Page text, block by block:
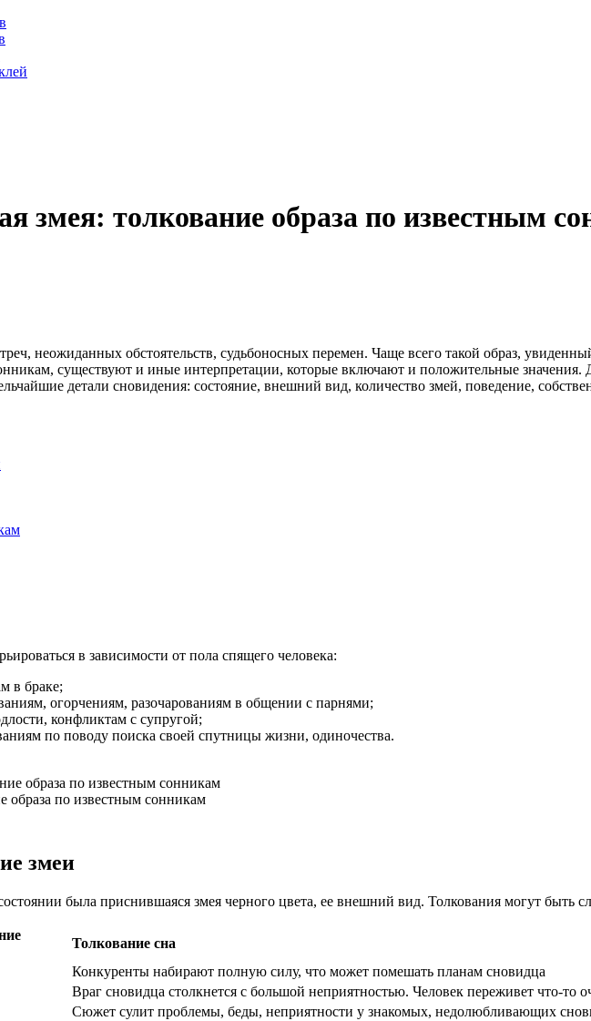
змея: толкование образа по известным
неожиданных обстоятельств, судьбоносных перемен. Чаще всего такой образ,
существуют и иные интерпретации, которые включают и положительные значения.
детали сновидения: состояние, внешний вид, количество змей, поведение,
в зависимости от пола спящего человека:
в браке;
огорчениям, разочарованиям в общении с парнями;
конфликтам с супругой;
по поводу поиска своей спутницы жизни, одиночества.
образа по известным сонникам
змеи
была приснившаяся змея черного цвета, ее внешний вид. Толкования могут быть
Толкование сна
Конкуренты набирают полную силу, что может помешать планам сновидца
Враг сновидца столкнется с большой неприятностью. Человек переживет что-то
Сюжет сулит проблемы, беды, неприятности у знакомых, недолюбливающих